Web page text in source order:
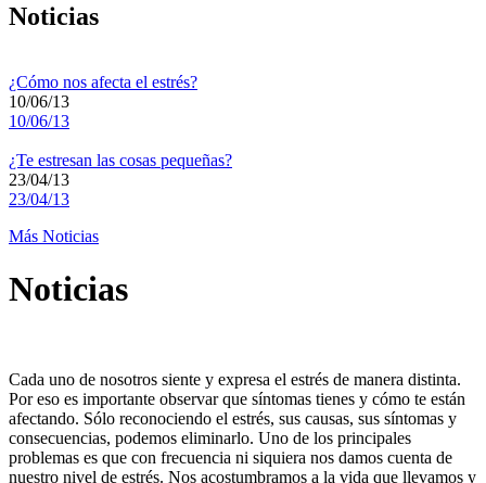
Noticias
¿Cómo nos afecta el estrés?
10/06/13
10/06/13
¿Te estresan las cosas pequeñas?
23/04/13
23/04/13
Más Noticias
Noticias
Cada uno de nosotros siente y expresa el estrés de manera distinta.
Por eso es importante observar que síntomas tienes y cómo te están
afectando. Sólo reconociendo el estrés, sus causas, sus síntomas y
consecuencias, podemos eliminarlo. Uno de los principales
problemas es que con frecuencia ni siquiera nos damos cuenta de
nuestro nivel de estrés. Nos acostumbramos a la vida que llevamos y